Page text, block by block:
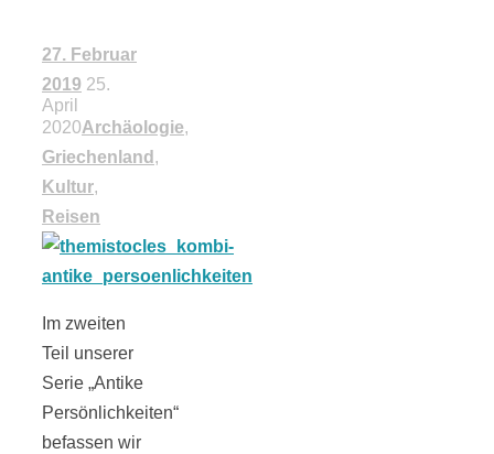
27. Februar
2019 25.
April
2020Archäologie,
Griechenland ,
Kultur,
Reisen
Im zweiten
Teil unserer
Serie „Antike
Persönlichkeiten“
befassen wir
Kotopoulo